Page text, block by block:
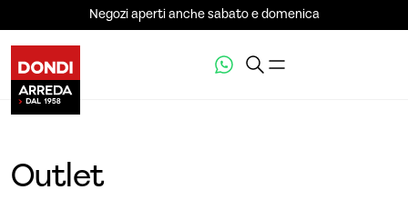
Negozi aperti anche sabato e domenica
Outlet